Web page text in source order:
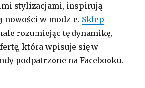
stylizacjami, inspirują
nowości w modzie. Sklep
rozumiejąc tę dynamikę,
która wpisuje się w
podpatrzone na Facebooku.